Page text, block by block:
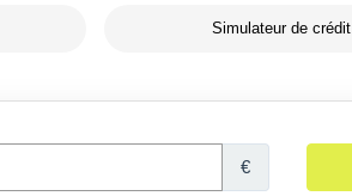
Simulateur de crédit